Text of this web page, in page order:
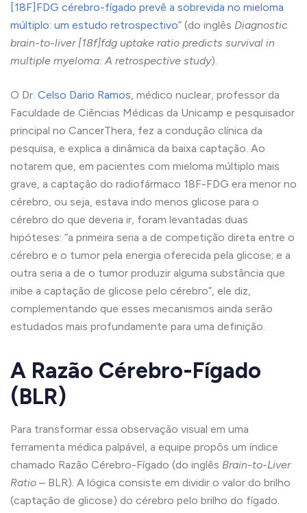
[18F]FDG cérebro-fígado prevê a sobrevida no mieloma
múltiplo: um estudo retrospectivo” (do inglês Diagnostic
brain-to-liver [18f]fdg uptake ratio predicts survival in
multiple myeloma: A retrospective study).
O Dr. Celso Dario Ramos, médico nuclear, professor da
Faculdade de Ciências Médicas da Unicamp e pesquisador
principal no CancerThera, fez a condução clínica da
pesquisa, e explica a dinâmica da baixa captação. Ao
notarem que, em pacientes com mieloma múltiplo mais
grave, a captação do radiofármaco 18F-FDG era menor no
cérebro, ou seja, estava indo menos glicose para o
cérebro do que deveria ir, foram levantadas duas
hipóteses: “a primeira seria a de competição direta entre o
cérebro e o tumor pela energia oferecida pela glicose; e a
outra seria a de o tumor produzir alguma substância que
inibe a captação de glicose pelo cérebro”, ele diz,
complementando que esses mecanismos ainda serão
estudados mais profundamente para uma definição.
A Razão Cérebro-Fígado
(BLR)
Para transformar essa observação visual em uma
ferramenta médica palpável, a equipe propôs um índice
chamado Razão Cérebro-Fígado (do inglês Brain-to-Liver
Ratio – BLR). A lógica consiste em dividir o valor do brilho
(captação de glicose) do cérebro pelo brilho do fígado.